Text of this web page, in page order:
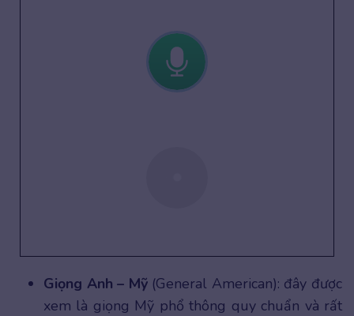
Giọng Anh – Mỹ(General American): đây được
xem là giọng Mỹ phổ thông quy chuẩn và rất